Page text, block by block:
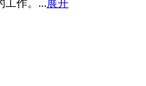
工作。...展开